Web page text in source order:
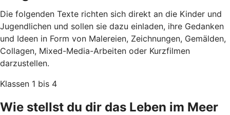
Die folgenden Texte richten sich direkt an die Kinder und
Jugendlichen und sollen sie dazu einladen, ihre Gedanken
und Ideen in Form von Malereien, Zeichnungen, Gemälden,
Collagen, Mixed-Media-Arbeiten oder Kurzfilmen
darzustellen.
Klassen 1 bis 4
Wie stellst du dir das Leben im Meer